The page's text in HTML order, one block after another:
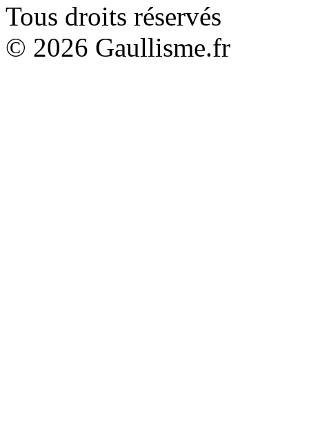
Tous droits réservés
© 2026 Gaullisme.fr